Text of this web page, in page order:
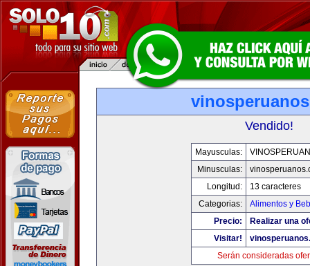
Vendido!
Mayusculas:
Minusculas:
Longitud:
13 caracteres
Categorias:
Alimentos y
Precio:
Realizar una
Visitar!
Serán consideradas